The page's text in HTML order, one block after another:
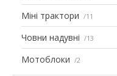
Міні трактори 11
Човни надувні 13
Мотоблоки 2